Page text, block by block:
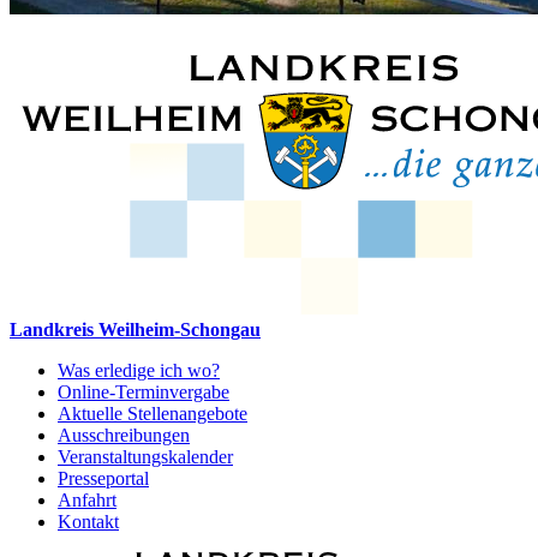
Landkreis Weilheim-Schongau
Was erledige ich wo?
Online-Terminvergabe
Aktuelle Stellenangebote
Ausschreibungen
Veranstaltungskalender
Presseportal
Anfahrt
Kontakt